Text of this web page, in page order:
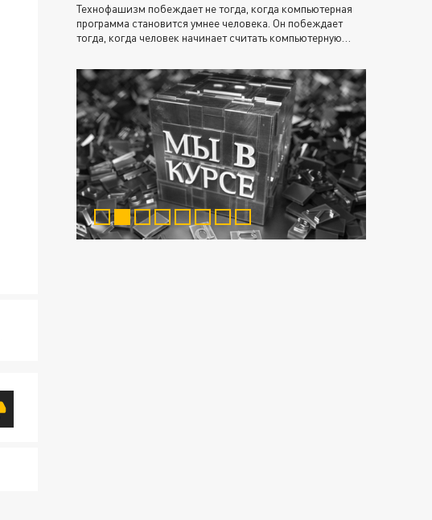
Технофашизм побеждает не тогда, когда компьютерная
программа становится умнее человека. Он побеждает
тогда, когда человек начинает считать компьютерную